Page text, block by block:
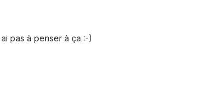
pas à penser à ça :-)